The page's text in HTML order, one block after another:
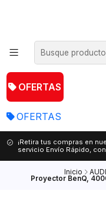
OFERTAS
OFERTAS
¡Retira tus compras en
servicio Envío Rápido,
Inicio
Proyector BenQ,